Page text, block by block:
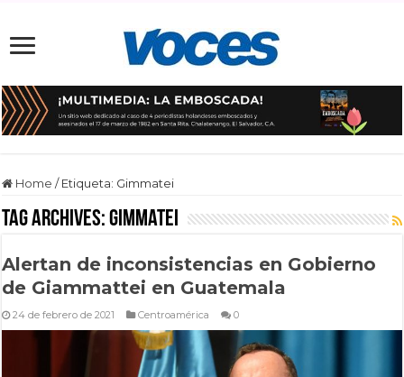
Home / Etiqueta: Gimmatei
Tag Archives:Gimmatei
Alertan de inconsistencias en Gobierno
de Giammattei en Guatemala
24 de febrero de 2021 Centroamérica 0